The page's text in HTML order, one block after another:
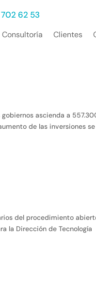
702 62 53
Consultoría Clientes
ascienda a
de las inversiones se
del procedimiento
la Dirección de Tecnología